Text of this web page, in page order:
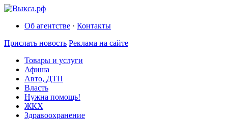
Об агентстве · Контакты
Прислать новость Реклама на сайте
Товары и услуги
Афиша
Авто, ДТП
Власть
Нужна помощь!
ЖКХ
Здравоохранение